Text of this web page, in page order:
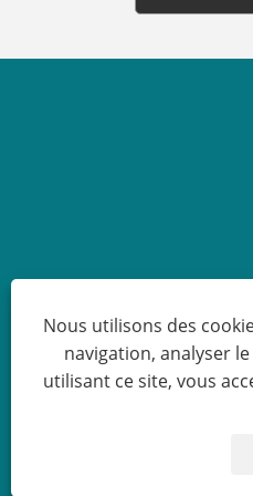
Nous utilisons des
navigation, analyser
utilisant ce site, vous